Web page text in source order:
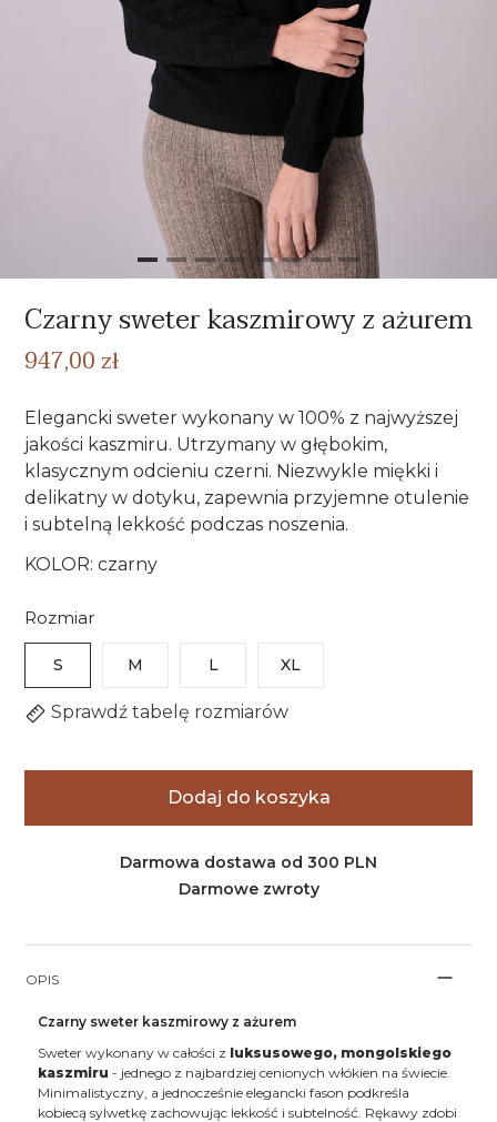
Czarny sweter kaszmirowy z ażurem
947,00 zł
Elegancki sweter wykonany w 100% z najwyższej
jakości kaszmiru. Utrzymany w głębokim,
klasycznym odcieniu czerni. Niezwykle miękki i
delikatny w dotyku, zapewnia przyjemne otulenie
i subtelną lekkość podczas noszenia.
KOLOR: czarny
Rozmiar
S M L XL
Sprawdź tabelę rozmiarów
Dodaj do koszyka
Darmowa dostawa od 300 PLN
Darmowe zwroty
OPIS
Czarny sweter kaszmirowy z ażurem
Sweter wykonany w całości z luksusowego, mongolskiego
kaszmiru - jednego z najbardziej cenionych włókien na świecie.
Minimalistyczny, a jednocześnie elegancki fason podkreśla
kobiecą sylwetkę zachowując lekkość i subtelność. Rękawy zdobi